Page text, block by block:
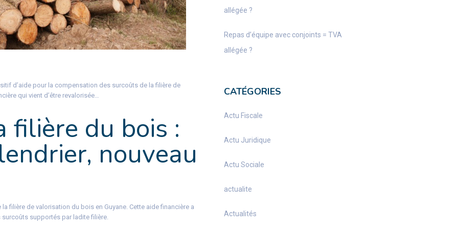
d’aide pour la compensation des surcoûts de la filière de
qui vient d’être revalorisée…
filière du bois :
nouveau
filière de valorisation du bois en Guyane. Cette aide financière a
supportés par ladite filière.
allégée ?
Repas d’équipe avec conjoints = TVA
allégée ?
CATÉGORIES
Actu Fiscale
Actu Juridique
Actu Sociale
actualite
Actualités